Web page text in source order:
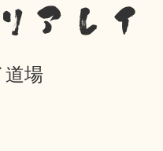
アレイ
道場